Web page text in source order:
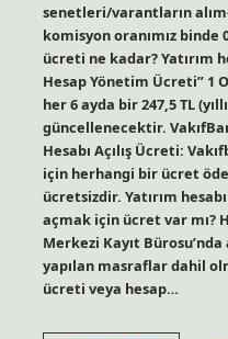
senetleri/varantların
komisyon oranımız binde
ücreti ne kadar? Yatırım
Hesap Yönetim Ücreti” 1
her 6 ayda bir 247,5 TL
güncellenecektir.
Hesabı Açılış Ücreti:
için herhangi bir ücret
ücretsizdir. Yatırım
açmak için ücret var mı?
Merkezi Kayıt
yapılan masraflar dahil
ücreti veya hesap…